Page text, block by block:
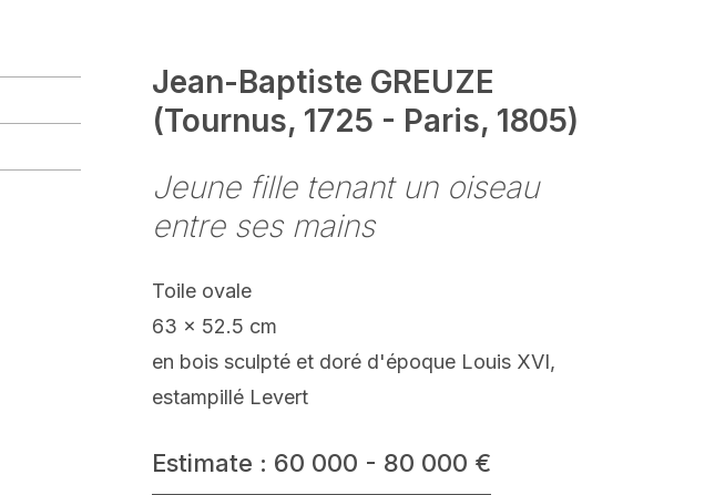
Jean-Baptiste GREUZE
(Tournus, 1725 - Paris, 1805)
Jeune fille tenant un oiseau
entre ses mains
Toile ovale
63 x 52.5 cm
en bois sculpté et doré d'époque Louis XVI,
estampillé Levert
Estimate : 60 000 - 80 000 €